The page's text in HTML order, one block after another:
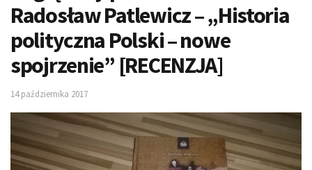
Radosław Patlewicz – „Historia
polityczna Polski – nowe
spojrzenie” [RECENZJA]
14 października 2017